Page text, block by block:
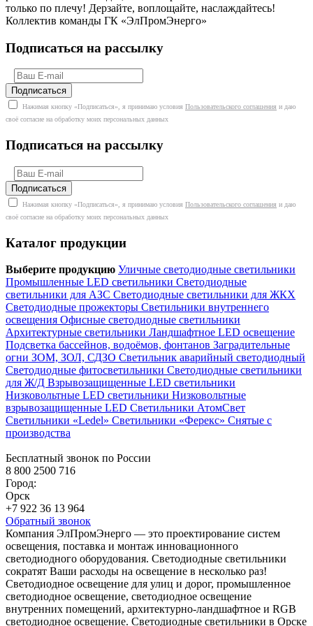
только по плечу! Дерзайте, воплощайте, наслаждайтесь!
Коллектив команды ГК «ЭлПромЭнерго»
Подписаться на рассылку
Нажимая кнопку «Подписаться», я принимаю условия Пользовательского соглашения и даю
своё согласие на обработку моих персональных данных
Подписаться на рассылку
Нажимая кнопку «Подписаться», я принимаю условия Пользовательского соглашения и даю
своё согласие на обработку моих персональных данных
Каталог продукции
Выберите продукцию Уличные светодиодные светильники
Промышленные LED светильники Светодиодные
светильники для АЗС Светодиодные светильники для ЖКХ
Светодиодные прожекторы Светильники внутреннего
освещения Офисные светодиодные светильники
Архитектурные светильники Ландшафтное LED освещение
Подсветка бассейнов, водоёмов, фонтанов Заградительные
огни ЗОМ, ЗОЛ, СДЗО Светильник аварийный светодиодный
Светодиодные фитосветильники Светодиодные светильники
для Ж/Д Взрывозащищенные LED светильники
Низковольтные LED светильники Низковольтные
взрывозащищенные LED Светильники АтомСвет
Светильники «Ledel» Светильники «Ферекс» Снятые с
производства
Бесплатный звонок по России
8 800 2500 716
Город:
Орск
+7 922 36 13 964
Обратный звонок
Компания ЭлПромЭнерго — это проектирование систем
освещения, поставка и монтаж инновационного
светодиодного оборудования. Светодиодные светильники
сократят Ваши расходы на освещение в несколько раз!
Светодиодное освещение для улиц и дорог, промышленное
светодиодное освещение, светодиодное освещение
внутренних помещений, архитектурно-ландшафтное и RGB
светодиодное освещение. Светодиодные светильники в Орске